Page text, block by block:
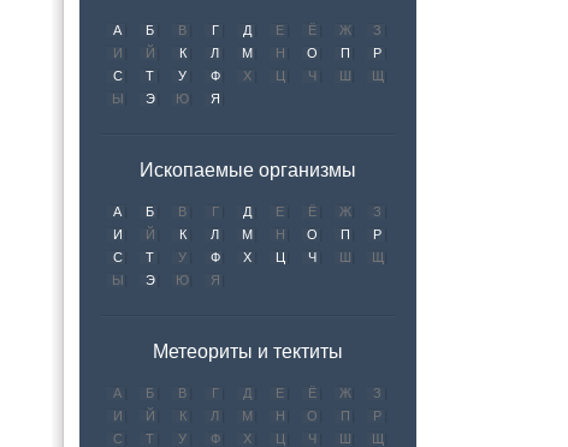
А Б В Г Д Е Ё Ж
З
И
Й К Л М Н О П
Р
С
Т У Ф Х Ц Ч Ш
Щ
Ы
Э Ю Я
Ископаемые организмы
А Б В Г Д Е Ё Ж
З
И
Й К Л М Н О П
Р
С
Т У Ф Х Ц Ч Ш
Щ
Ы
Э Ю Я
Метеориты и тектиты
А Б В Г Д Е Ё Ж
З
И
Й К Л М Н О П
Р
С
Т У Ф Х Ц Ч Ш
Щ